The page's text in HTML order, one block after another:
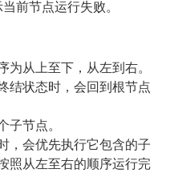
当前节点运行失败。
为从上至下，从左到右。
结状态时，会回到根节点
子节点。
，会优先执行它包含的子
照从左至右的顺序运行完